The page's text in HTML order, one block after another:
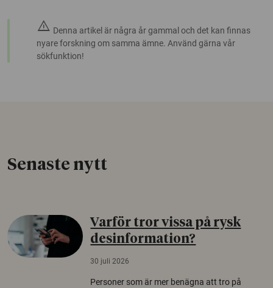
warning Denna artikel är några år gammal och det kan finnas
nyare forskning om samma ämne. Använd gärna vår
sökfunktion!
Senaste nytt
Varför tror vissa på rysk
desinformation?
30 juli 2026
Personer som är mer benägna att tro på